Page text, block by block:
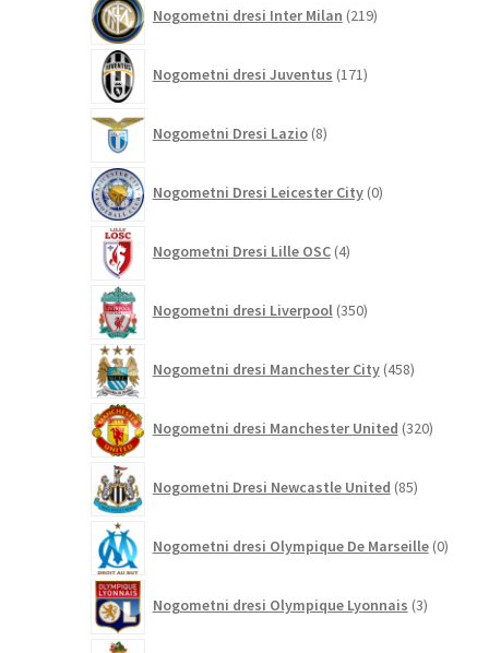
Nogometni dresi Inter Milan 219izdelkov
Nogometni dresi Juventus 171izdelkov
Nogometni Dresi Lazio 8izdelkov
Nogometni Dresi Leicester City 0izdelkov
Nogometni Dresi Lille OSC 4izdelki
Nogometni dresi Liverpool 350izdelkov
Nogometni dresi Manchester City 458izdelkov
Nogometni dresi Manchester United 320izdelkov
Nogometni Dresi Newcastle United 85izdelkov
Nogometni dresi Olympique De Marseille 0
Nogometni dresi Olympique Lyonnais 3izdelki